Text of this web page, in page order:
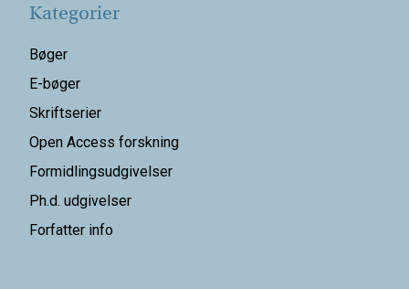
Kategorier
Bøger
E-bøger
Skriftserier
Open Access forskning
Formidlingsudgivelser
Ph.d. udgivelser
Forfatter info